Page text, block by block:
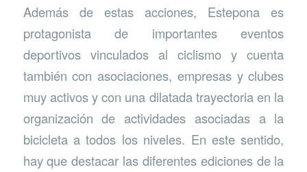
Además de estas acciones, Estepona es
protagonista de importantes eventos
deportivos vinculados al ciclismo y cuenta
también con asociaciones, empresas y clubes
muy activos y con una dilatada trayectoria en la
organización de actividades asociadas a la
bicicleta a todos los niveles. En este sentido,
hay que destacar las diferentes ediciones de la